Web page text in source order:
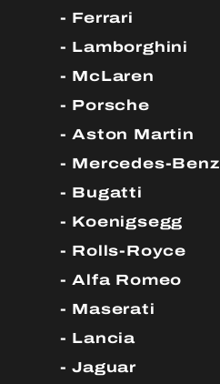
Ferrari
Lamborghini
McLaren
Porsche
Aston Martin
Mercedes-Benz
Bugatti
Koenigsegg
Rolls-Royce
Alfa Romeo
Maserati
Lancia
Jaguar